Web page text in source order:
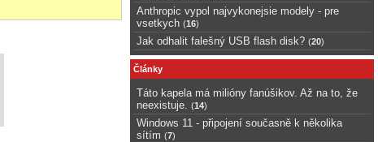
Anthropic vypol najvykonejsie modely - pre
vsetkych (16)
Jak odhalit falešný USB flash disk? (20)
Články
Táto kapela má milióny fanúšikov. Až na to, že
neexistuje.
(14)
Windows 11 - připojení současně k několika
sítím (7)